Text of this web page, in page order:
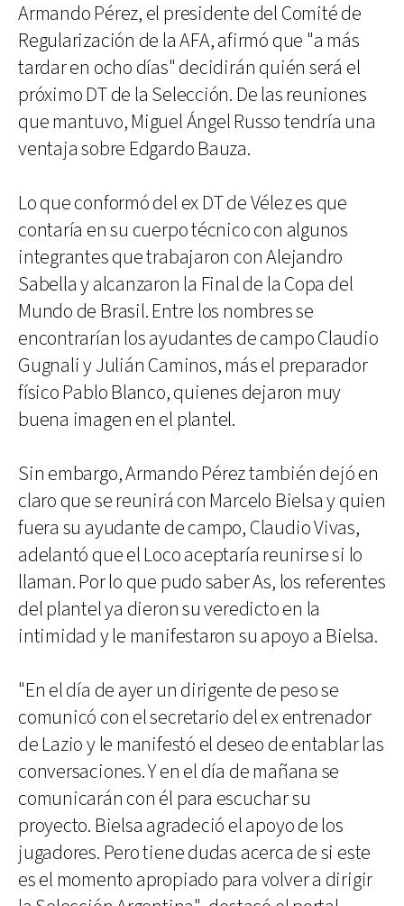
Armando Pérez, el presidente del Comité de
Regularización de la AFA, afirmó que "a más
tardar en ocho días" decidirán quién será el
próximo DT de la Selección. De las reuniones
que mantuvo, Miguel Ángel Russo tendría una
ventaja sobre Edgardo Bauza.
Lo que conformó del ex DT de Vélez es que
contaría en su cuerpo técnico con algunos
integrantes que trabajaron con Alejandro
Sabella y alcanzaron la Final de la Copa del
Mundo de Brasil. Entre los nombres se
encontrarían los ayudantes de campo Claudio
Gugnali y Julián Caminos, más el preparador
físico Pablo Blanco, quienes dejaron muy
buena imagen en el plantel.
Sin embargo, Armando Pérez también dejó en
claro que se reunirá con Marcelo Bielsa y quien
fuera su ayudante de campo, Claudio Vivas,
adelantó que el Loco aceptaría reunirse si lo
llaman. Por lo que pudo saber As, los referentes
del plantel ya dieron su veredicto en la
intimidad y le manifestaron su apoyo a Bielsa.
"En el día de ayer un dirigente de peso se
comunicó con el secretario del ex entrenador
de Lazio y le manifestó el deseo de entablar las
conversaciones. Y en el día de mañana se
comunicarán con él para escuchar su
proyecto. Bielsa agradeció el apoyo de los
jugadores. Pero tiene dudas acerca de si este
es el momento apropiado para volver a dirigir